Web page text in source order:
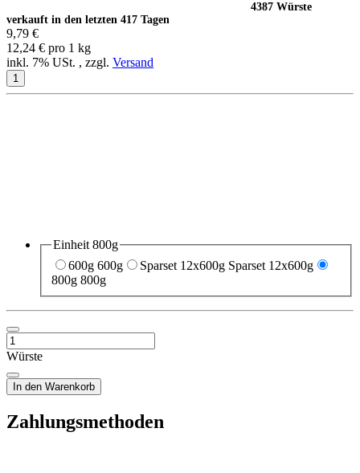
4387 Würste
verkauft in den letzten 417 Tagen
9,79 €
12,24 € pro 1 kg
inkl. 7% USt. , zzgl. Versand
Einheit800g
600g 600g Sparset 12x600g Sparset 12x600g
800g 800g
Würste
In den Warenkorb
Zahlungsmethoden